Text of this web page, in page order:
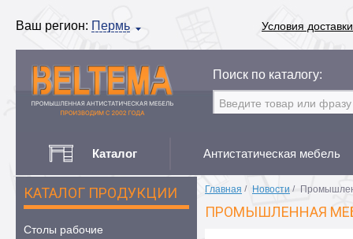
Ваш регион: Пермь Условия доставки
Поиск по каталогу:
Каталог Антистатическая мебель
КАТАЛОГ ПРОДУКЦИИ
Столы рабочие
Главная / Новости /
ПРОМЫШЛЕННАЯ